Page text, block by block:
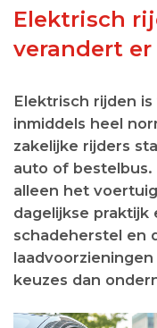
Elektrisch
verandert
Elektrisch rijden
inmiddels heel
zakelijke rijders
auto of
alleen het
dagelijkse praktijk
schadeherstel en
keuzes dan